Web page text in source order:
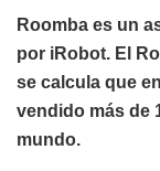
Roomba es un
por iRobot. El
se calcula que
vendido más de
mundo.